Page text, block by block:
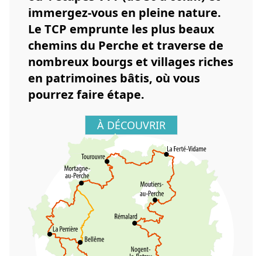
immergez-vous en pleine nature.
Le TCP emprunte les plus beaux
chemins du Perche et traverse de
nombreux bourgs et villages riches
en patrimoines bâtis, où vous
pourrez faire étape.
À DÉCOUVRIR